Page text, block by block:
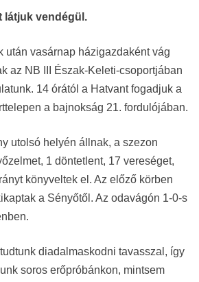
látjuk vendégül.
után vasárnap házigazdaként vág
az NB III Észak-Keleti-csoportjában
14 órától a Hatvant fogadjuk a
a bajnokság 21. fordulójában.
utolsó helyén állnak, a szezon
1 döntetlent, 17 vereséget,
könyveltek el. Az előző körben
a Sényőtől. Az odavágón 1-0-s
diadalmaskodni tavasszal, így
soros erőpróbánkon, mintsem